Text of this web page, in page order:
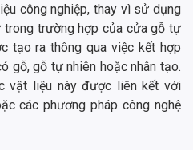
công nghiệp, thay vì sử dụng
trong trường hợp của cửa gỗ tự
tạo ra thông qua việc kết hợp
gỗ, gỗ tự nhiên hoặc nhân tạo.
vật liệu này được liên kết với
các phương pháp công nghệ